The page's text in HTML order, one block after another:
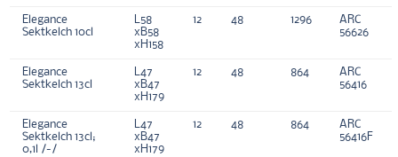
Elegance
Sektkelch 10cl
L58
xB58
xH158
12 48 1296
ARC
56626
Elegance
Sektkelch 13cl
L47
xB47
xH179
12 48 864
ARC
56416
Elegance
Sektkelch 13cl;
0,1l /-/
L47
xB47
xH179
12 48 864
ARC
56416F